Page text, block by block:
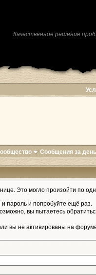
Качественное решение
Сообщения за день
Это могло произойти по
пароль и попробуйте ещё раз.
вы пытаетесь
вы не активированы на